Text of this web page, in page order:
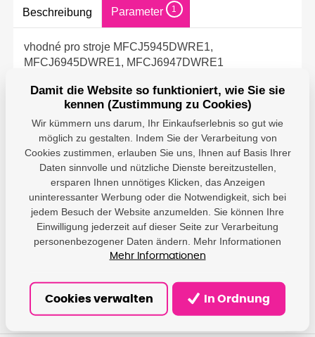
Beschreibung Parameter 1
vhodné pro stroje MFCJ5945DWRE1,
MFCJ6945DWRE1, MFCJ6947DWRE1
Parameter
Producer
Brother - Brother
International GmbH;
Konrad-Adenauer-Allee
1–11, Bad Vilbel, DE,
61118;
brother@brother.de
Damit die Website so funktioniert, wie Sie sie
kennen (Zustimmung zu Cookies)
Wir kümmern uns darum, Ihr Einkaufserlebnis so gut wie
möglich zu gestalten. Indem Sie der Verarbeitung von
Cookies zustimmen, erlauben Sie uns, Ihnen auf Basis Ihrer
Daten sinnvolle und nützliche Dienste bereitzustellen,
ersparen Ihnen unnötiges Klicken, das Anzeigen
uninteressanter Werbung oder die Notwendigkeit, sich bei
jedem Besuch der Website anzumelden. Sie können Ihre
Einwilligung jederzeit auf dieser Seite zur Verarbeitung
personenbezogener Daten ändern. Mehr Informationen
Mehr Informationen
Cookies verwalten In Ordnung